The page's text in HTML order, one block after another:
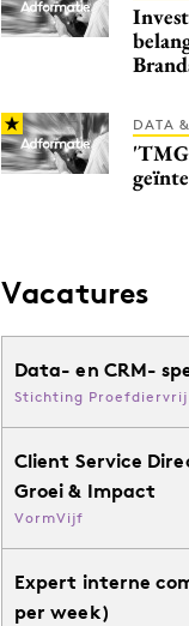
DATA
Vacatures
Data- en CRM-
Stichting Proefdiervrij
Client Service
Groei & Impact
VormVijf
Expert interne
per week)